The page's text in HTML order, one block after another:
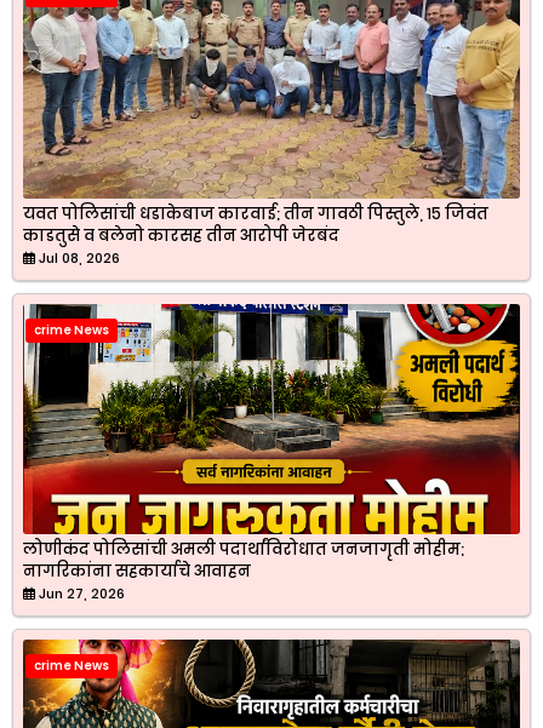
यवत पोलिसांची धडाकेबाज कारवाई; तीन गावठी पिस्तुले, १५ जिवंत
काडतुसे व बलेनो कारसह तीन आरोपी जेरबंद
Jul 08, 2026
crime News
लोणीकंद पोलिसांची अमली पदार्थांविरोधात जनजागृती मोहीम;
नागरिकांना सहकार्याचे आवाहन
Jun 27, 2026
crime News